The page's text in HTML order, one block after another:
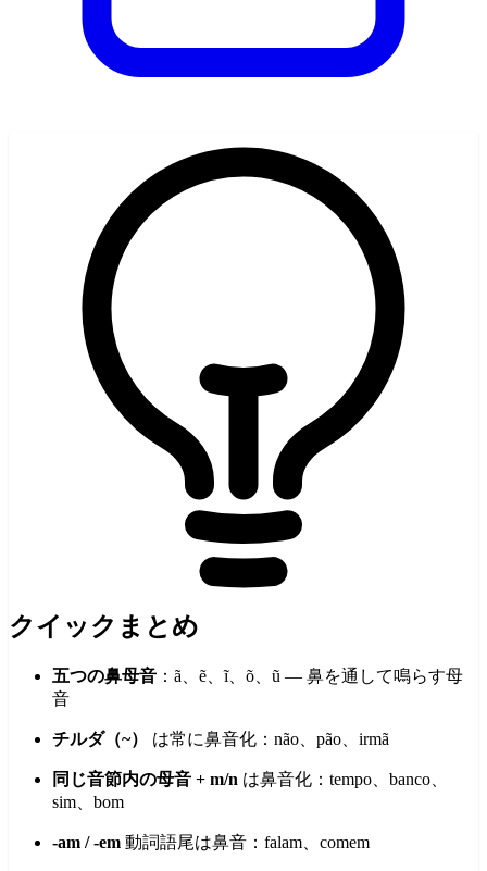
クイックまとめ
五つの鼻母音 ：ã、ẽ、ĩ、õ、ũ — 鼻を通して鳴らす母
音
チルダ（~） は常に鼻音化：não、pão、irmã
同じ音節内の母音 + m/n は鼻音化：tempo、banco、
sim、bom
-am / -em 動詞語尾は鼻音：falam、comem